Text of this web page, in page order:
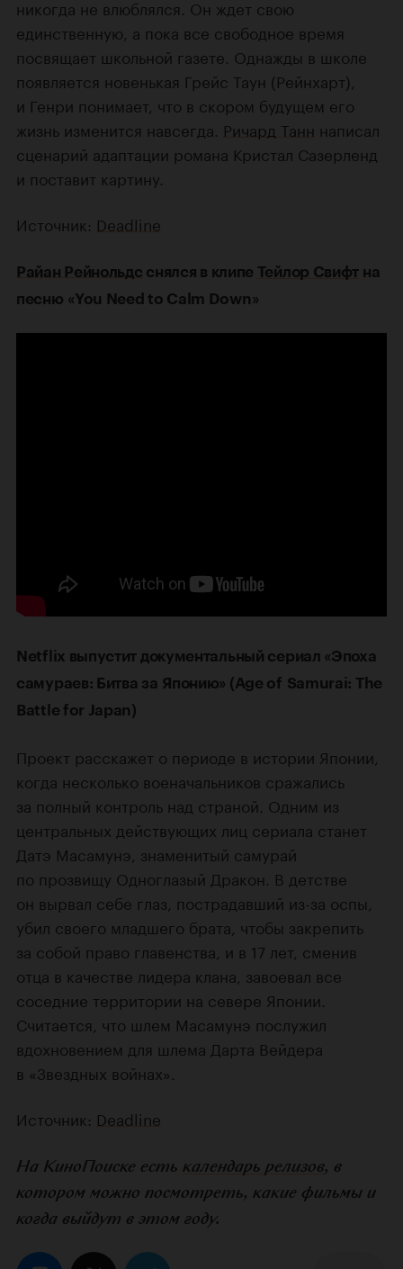
никогда не влюблялся. Он ждет свою
единственную, а пока все свободное время
посвящает школьной газете. Однажды в школе
появляется новенькая Грейс Таун (Рейнхарт),
и Генри понимает, что в скором будущем его
жизнь изменится навсегда. Ричард Танн написал
сценарий адаптации романа Кристал Сазерленд
и поставит картину.
Источник: Deadline
Райан Рейнольдс снялся в клипе Тейлор Свифт на
песню «You Need to Calm Down»
Netflix выпустит документальный сериал «Эпоха
самураев: Битва за Японию» (Age of Samurai: The
Battle for Japan)
Проект расскажет о периоде в истории Японии,
когда несколько военачальников сражались
за полный контроль над страной. Одним из
центральных действующих лиц сериала станет
Датэ Масамунэ, знаменитый самурай
по прозвищу Одноглазый Дракон. В детстве
он вырвал себе глаз, пострадавший из-за оспы,
убил своего младшего брата, чтобы закрепить
за собой право главенства, и в 17 лет, сменив
отца в качестве лидера клана, завоевал все
соседние территории на севере Японии.
Считается, что шлем Масамунэ послужил
вдохновением для шлема Дарта Вейдера
в «Звездных войнах».
Источник: Deadline
На КиноПоиске есть календарь релизов, в
котором можно посмотреть, какие фильмы и
когда выйдут в этом году.